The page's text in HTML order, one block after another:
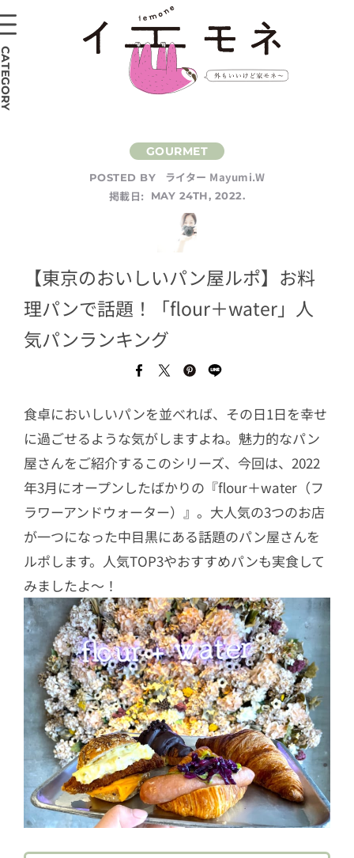
POSTED BY
ライター Mayumi.W
掲載日:
MAY 24TH, 2022.
【東京のおいしいパン屋ルポ】お料
理パンで話題！「flour＋water」人
気パンランキング
食卓においしいパンを並べれば、その日1日を幸せ
に過ごせるような気がしますよね。魅力的なパン
屋さんをご紹介するこのシリーズ、今回は、2022
年3月にオープンしたばかりの『flour＋water（フ
ラワーアンドウォーター）』。大人気の3つのお店
が一つになった中目黒にある話題のパン屋さんを
ルポします。人気TOP3やおすすめパンも実食して
みましたよ〜！